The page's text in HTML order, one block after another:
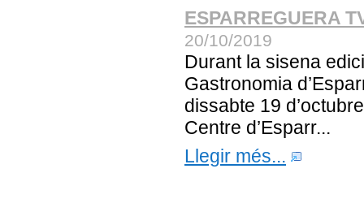
ESPARREGUERA
20/10/2019
Durant la sisena
Gastronomia
dissabte 19
Centre d’Esparr...
Llegir més...